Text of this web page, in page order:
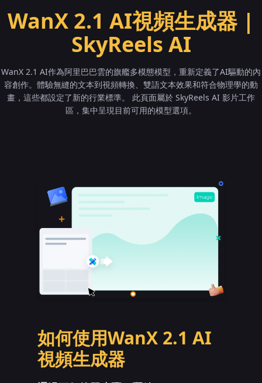
WanX 2.1 AI視頻生成器 |
SkyReels AI
WanX 2.1 AI作為阿里巴巴雲的旗艦多模態模型，重新定義了AI驅動的內
容創作。體驗無縫的文本到視頻轉換、雙語文本效果和符合物理學的動
畫，這些都設定了新的行業標準。 此頁面屬於 SkyReels AI 影片工作
區，集中呈現目前可用的模型選項。
如何使用WanX 2.1 AI
視頻生成器